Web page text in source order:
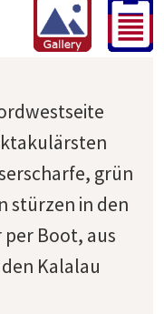
grün
stürzen in den
per Boot, aus
Kalalau